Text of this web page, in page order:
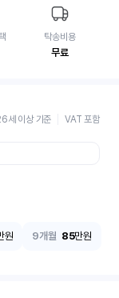
탁송비용
무료
세 이상 기준 VAT 포함
원 9개월 85만원